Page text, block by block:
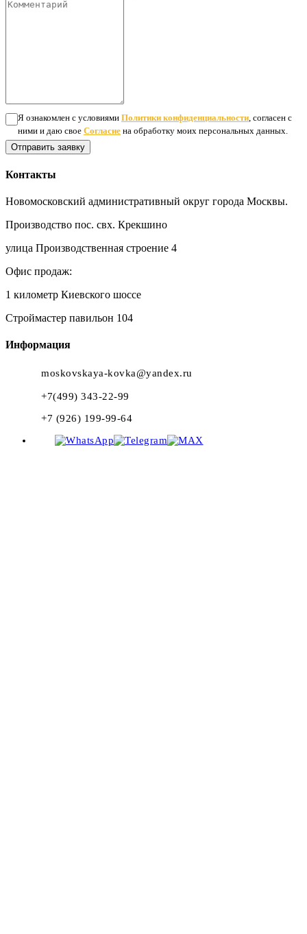
Я ознакомлен с условиями Политики конфиденциальности , согласен с
ними и даю свое Согласие на обработку моих персональных данных.
Отправить заявку
Контакты
Новомосковский административный округ города Москвы.
Производство пос. свх. Крекшино
улица Производственная строение 4
Офис продаж:
1 километр Киевского шоссе
Строймастер павильон 104
Информация
moskovskaya-kovka@yandex.ru
+7(499) 343-22-99
+7 (926) 199-99-64